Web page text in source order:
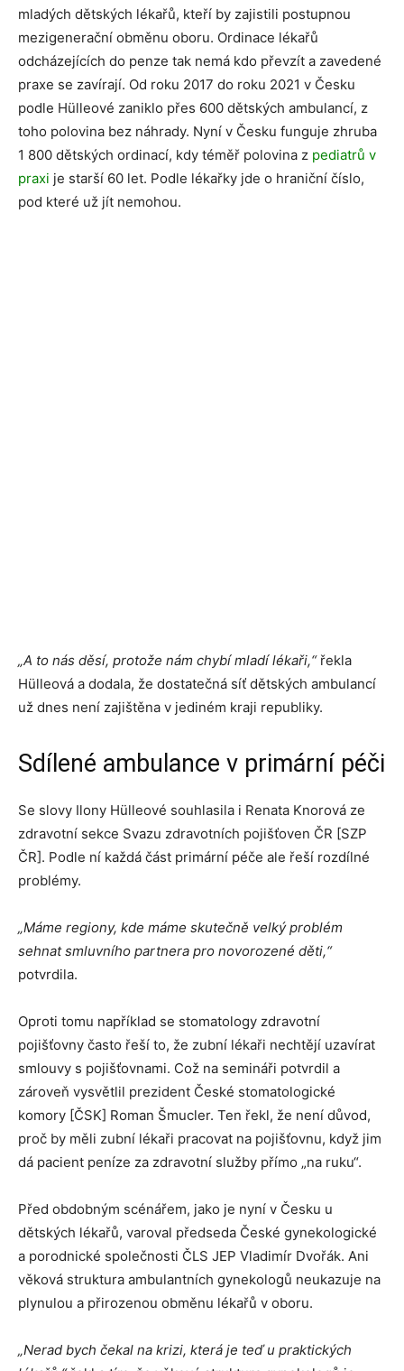
mladých dětských lékařů, kteří by zajistili postupnou
mezigenerační obměnu oboru. Ordinace lékařů
odcházejících do penze tak nemá kdo převzít a zavedené
praxe se zavírají. Od roku 2017 do roku 2021 v Česku
podle Hülleové zaniklo přes 600 dětských ambulancí, z
toho polovina bez náhrady. Nyní v Česku funguje zhruba
1 800 dětských ordinací, kdy téměř polovina z pediatrů v
praxi je starší 60 let. Podle lékařky jde o hraniční číslo,
pod které už jít nemohou.
„A to nás děsí, protože nám chybí mladí lékaři,“řekla
Hülleová a dodala, že dostatečná síť dětských ambulancí
už dnes není zajištěna v jediném kraji republiky.
Sdílené ambulance v primární péči
Se slovy Ilony Hülleové souhlasila i Renata Knorová ze
zdravotní sekce Svazu zdravotních pojišťoven ČR [SZP
ČR]. Podle ní každá část primární péče ale řeší rozdílné
problémy.
„Máme regiony, kde máme skutečně velký problém
sehnat smluvního partnera pro novorozené děti,“
potvrdila.
Oproti tomu například se stomatology zdravotní
pojišťovny často řeší to, že zubní lékaři nechtějí uzavírat
smlouvy s pojišťovnami. Což na semináři potvrdil a
zároveň vysvětlil prezident České stomatologické
komory [ČSK] Roman Šmucler. Ten řekl, že není důvod,
proč by měli zubní lékaři pracovat na pojišťovnu, když jim
dá pacient peníze za zdravotní služby přímo „na ruku“.
Před obdobným scénářem, jako je nyní v Česku u
dětských lékařů, varoval předseda České gynekologické
a porodnické společnosti ČLS JEP Vladimír Dvořák. Ani
věková struktura ambulantních gynekologů neukazuje na
plynulou a přirozenou obměnu lékařů v oboru.
„Nerad bych čekal na krizi, která je teď u praktických